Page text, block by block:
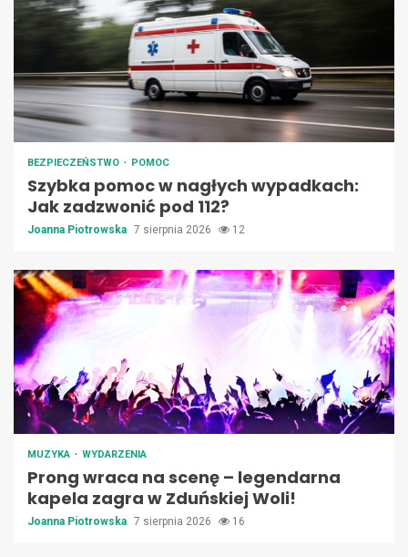
BEZPIECZEŃSTWO POMOC
Szybka pomoc w nagłych wypadkach:
Jak zadzwonić pod 112?
Joanna Piotrowska 7 sierpnia 2026 12
MUZYKA WYDARZENIA
Prong wraca na scenę – legendarna
kapela zagra w Zduńskiej Woli!
Joanna Piotrowska 7 sierpnia 2026 16